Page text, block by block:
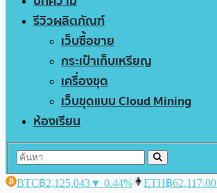
รีวิวผลิตภัณฑ์
เว็บซื้อขาย
กระเป๋าเก็บเหรียญ
เครื่องขุด
เว็บขุดแบบ Cloud Mining
ห้องเรียน
BTC฿2,125,043▼ 0.44% ETH฿62,117.00